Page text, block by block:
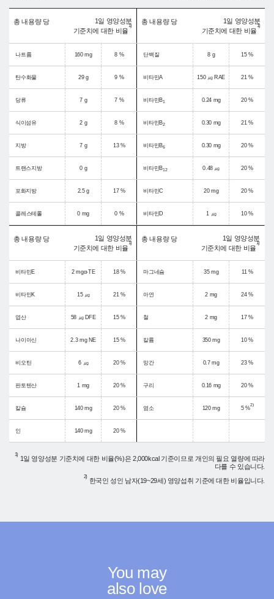
총 내용량 당
1일 영양성분
기준치에 대한 비율
1)
나트륨 160 mg 8 %
탄수화물 29 g 9 %
당류 7 g 7 %
식이섬유 2 g 8 %
지방 7 g 13 %
트랜스지방 0 g
포화지방 2.5 g 17 %
콜레스테롤 0 mg 0 %
총 내용량 당
1일 영양성분
기준치에 대한 비율
1)
단백질 8 g 15 %
비타민A 150 ㎍ RAE 21 %
비타민B1 0.24 mg 20 %
비타민B2 0.30 mg 21 %
비타민B6 0.30 mg 20 %
비타민B12 0.48 ㎍ 20 %
비타민C 20 mg 20 %
비타민D 1 ㎍ 10 %
총 내용량 당
1일 영양성분
기준치에 대한 비율
1)
비타민E 2 mgα-TE 18 %
비타민K 15 ㎍ 21 %
엽산 58 ㎍ DFE 15 %
나이아신 2.3 mg NE 15 %
비오틴 6 ㎍ 20 %
판토텐산 1 mg 20 %
칼슘 140 mg 20 %
인 140 mg 20 %
총 내용량 당
1일 영양성분
기준치에 대한 비율
1)
마그네슘 35 mg 11 %
아연 2 mg 24 %
철 2 mg 17 %
칼륨 350 mg 10 %
망간 0.7 mg 23 %
구리 0.16 mg 20 %
염소 120 mg 5 %
2)
1)
1일 영양성분 기준치에 대한 비율(%)은 2,000kcal 기준이므로 개인의 필요 열량에 따라
다를 수 있습니다.
2)
한국인 성인 남자(19~29세) 영양섭취 기준에 대한 비율입니다.
You may
also love